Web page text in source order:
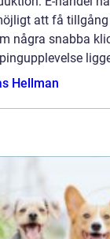
att få
några snabba
Hellman